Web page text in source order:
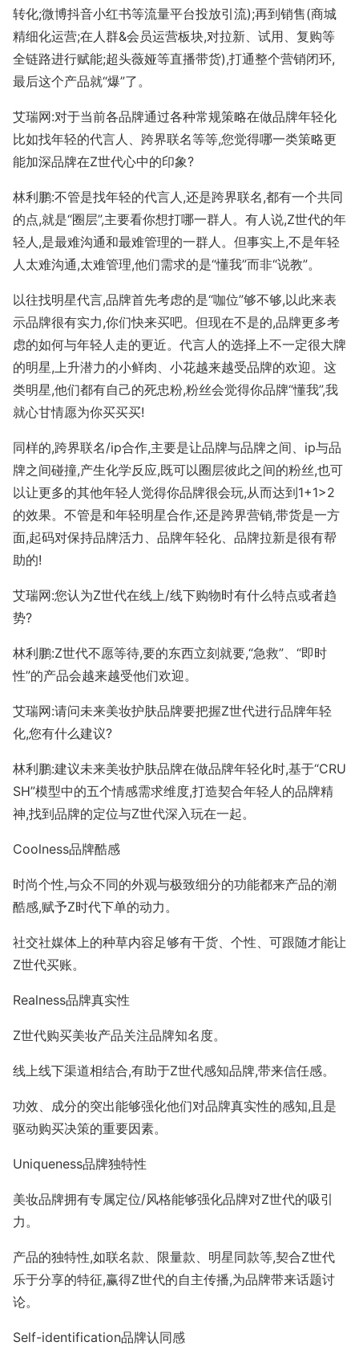
转化;微博抖音小红书等流量平台投放引流);再到销售(商城
精细化运营;在人群&会员运营板块,对拉新、试用、复购等
全链路进行赋能;超头薇娅等直播带货),打通整个营销闭环,
最后这个产品就“爆”了。
艾瑞网:对于当前各品牌通过各种常规策略在做品牌年轻化
比如找年轻的代言人、跨界联名等等,您觉得哪一类策略更
能加深品牌在Z世代心中的印象?
林利鹏:不管是找年轻的代言人,还是跨界联名,都有一个共同
的点,就是“圈层”,主要看你想打哪一群人。有人说,Z世代的年
轻人,是最难沟通和最难管理的一群人。但事实上,不是年轻
人太难沟通,太难管理,他们需求的是“懂我”而非“说教”。
以往找明星代言,品牌首先考虑的是“咖位”够不够,以此来表
示品牌很有实力,你们快来买吧。但现在不是的,品牌更多考
虑的如何与年轻人走的更近。代言人的选择上不一定很大牌
的明星,上升潜力的小鲜肉、小花越来越受品牌的欢迎。这
类明星,他们都有自己的死忠粉,粉丝会觉得你品牌“懂我”,我
就心甘情愿为你买买买!
同样的,跨界联名/ip合作,主要是让品牌与品牌之间、ip与品
牌之间碰撞,产生化学反应,既可以圈层彼此之间的粉丝,也可
以让更多的其他年轻人觉得你品牌很会玩,从而达到1+1>2
的效果。不管是和年轻明星合作,还是跨界营销,带货是一方
面,起码对保持品牌活力、品牌年轻化、品牌拉新是很有帮
助的!
艾瑞网:您认为Z世代在线上/线下购物时有什么特点或者趋
势?
林利鹏:Z世代不愿等待,要的东西立刻就要,“急救”、“即时
性”的产品会越来越受他们欢迎。
艾瑞网:请问未来美妆护肤品牌要把握Z世代进行品牌年轻
化,您有什么建议?
林利鹏:建议未来美妆护肤品牌在做品牌年轻化时,基于“CRU
SH”模型中的五个情感需求维度,打造契合年轻人的品牌精
神,找到品牌的定位与Z世代深入玩在一起。
Coolness品牌酷感
时尚个性,与众不同的外观与极致细分的功能都来产品的潮
酷感,赋予Z时代下单的动力。
社交社媒体上的种草内容足够有干货、个性、可跟随才能让
Z世代买账。
Realness品牌真实性
Z世代购买美妆产品关注品牌知名度。
线上线下渠道相结合,有助于Z世代感知品牌,带来信任感。
功效、成分的突出能够强化他们对品牌真实性的感知,且是
驱动购买决策的重要因素。
Uniqueness品牌独特性
美妆品牌拥有专属定位/风格能够强化品牌对Z世代的吸引
力。
产品的独特性,如联名款、限量款、明星同款等,契合Z世代
乐于分享的特征,赢得Z世代的自主传播,为品牌带来话题讨
论。
Self-identification品牌认同感